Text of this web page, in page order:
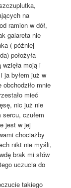
na
ramion w dół,
galareta nie
( później
położyła
moją i
ja byłem już w
mnie
mieć
nic już nie
czułem
jest w jej
chociażby
nikt nie myśli,
brak mi słów
uczucia do
takiego